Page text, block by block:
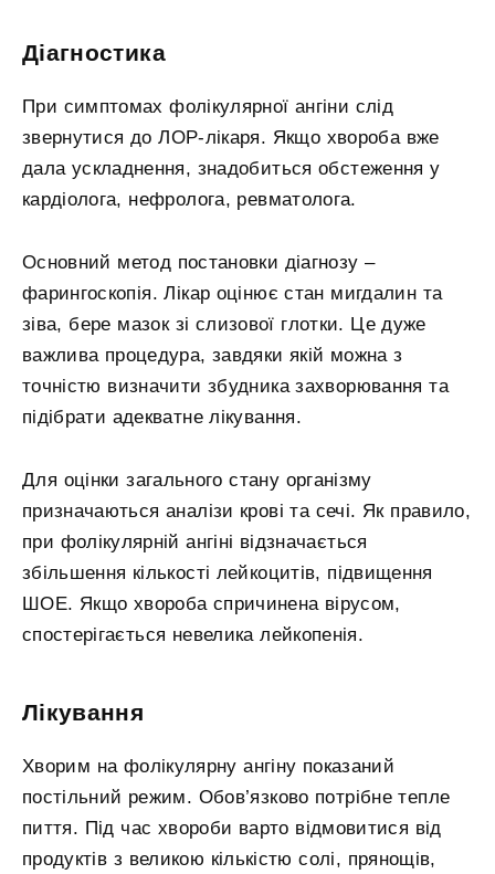
Діагностика
При симптомах фолікулярної ангіни слід
звернутися до ЛОР-лікаря. Якщо хвороба вже
дала ускладнення, знадобиться обстеження у
кардіолога, нефролога, ревматолога.
Основний метод постановки діагнозу –
фарингоскопія. Лікар оцінює стан мигдалин та
зіва, бере мазок зі слизової глотки. Це дуже
важлива процедура, завдяки якій можна з
точністю визначити збудника захворювання та
підібрати адекватне лікування.
Для оцінки загального стану організму
призначаються аналізи крові та сечі. Як правило,
при фолікулярній ангіні відзначається
збільшення кількості лейкоцитів, підвищення
ШОЕ. Якщо хвороба спричинена вірусом,
спостерігається невелика лейкопенія.
Лікування
Хворим на фолікулярну ангіну показаний
постільний режим. Обов’язково потрібне тепле
пиття. Під час хвороби варто відмовитися від
продуктів з великою кількістю солі, прянощів,